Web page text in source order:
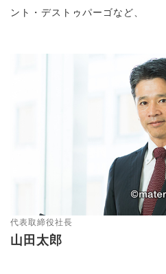
ント・デストゥパーゴなど、
代表取締役社長
山田太郎